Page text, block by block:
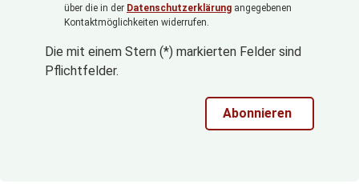
über die in der Datenschutzerklärung angegebenen
Kontaktmöglichkeiten widerrufen.
Die mit einem Stern (*) markierten Felder sind
Pflichtfelder.
Abonnieren